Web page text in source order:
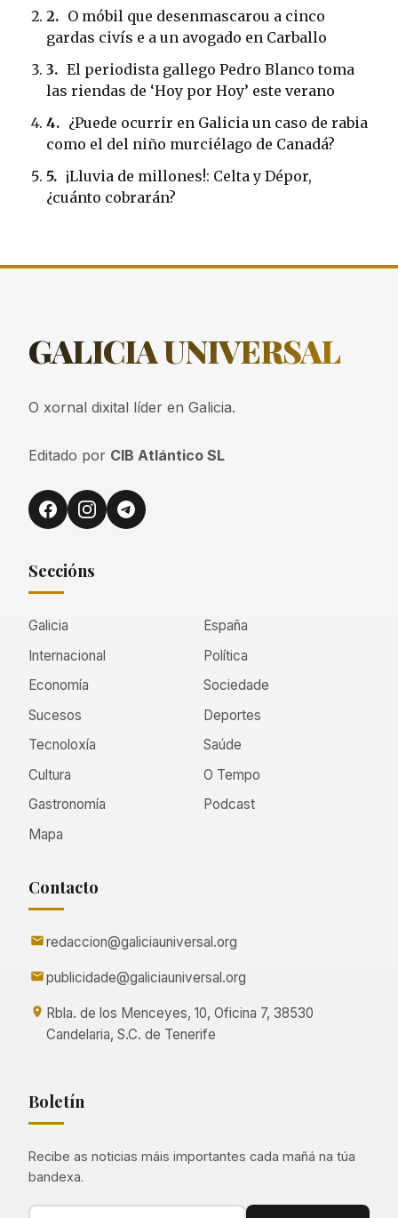
2. O móbil que desenmascarou a cinco
gardas civís e a un avogado en Carballo
3. El periodista gallego Pedro Blanco toma
las riendas de ‘Hoy por Hoy’ este verano
4. ¿Puede ocurrir en Galicia un caso de rabia
como el del niño murciélago de Canadá?
5. ¡Lluvia de millones!: Celta y Dépor,
¿cuánto cobrarán?
GALICIAUNIVERSAL
O xornal dixital líder en Galicia.
Editado por CIB Atlántico SL
Seccións
Galicia
España
Internacional
Política
Economía
Sociedade
Sucesos
Deportes
Tecnoloxía
Saúde
Cultura
O Tempo
Gastronomía
Podcast
Mapa
Contacto
redaccion@galiciauniversal.org
publicidade@galiciauniversal.org
Rbla. de los Menceyes, 10, Oficina 7, 38530
Candelaria, S.C. de Tenerife
Boletín
Recibe as noticias máis importantes cada mañá na túa
bandexa.